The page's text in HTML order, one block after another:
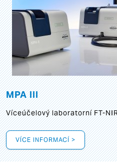
MPA III
Víceúčelový laboratorní FT-
VÍCE INFORMACÍ >